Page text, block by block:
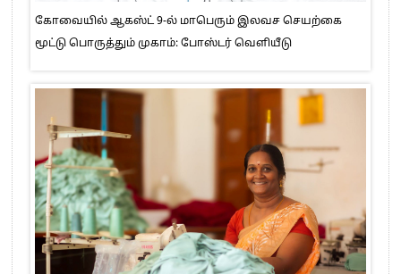
கோவையில் ஆகஸ்ட் 9-ல் மாபெரும் இலவச செயற்கை
மூட்டு பொருத்தும் முகாம்: போஸ்டர் வெளியீடு